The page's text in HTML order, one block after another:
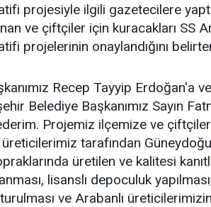
projesiyle ilgili gazetecilere
ve çiftçiler için kuracakları SS
projelerinin onaylandığını
Recep Tayyip Erdoğan'a
Belediye Başkanımız Sayın
Projemiz ilçemize ve
tarafından
üretilen ve kalitesi
lisanslı depoculuk
ve Arabanlı